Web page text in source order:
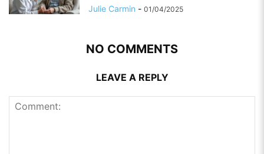
Julie Carmin - 01/04/2025
NO COMMENTS
LEAVE A REPLY